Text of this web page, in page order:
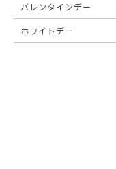
バレンタインデー
ホワイトデー